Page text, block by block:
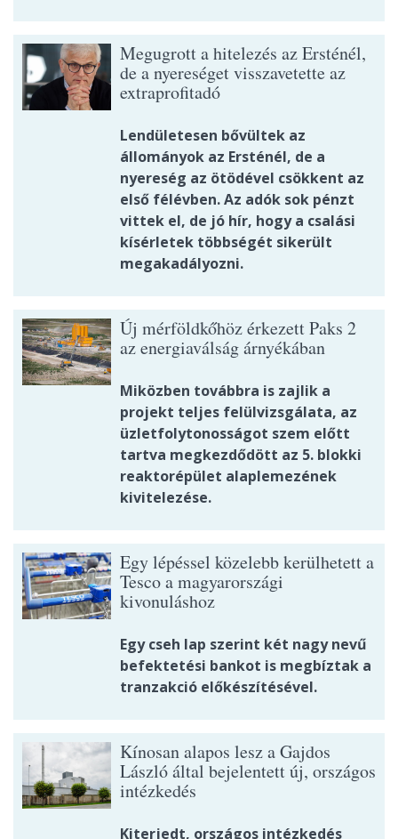
Megugrott a hitelezés az Ersténél,
de a nyereséget visszavetette az
extraprofitadó
Lendületesen bővültek az
állományok az Ersténél, de a
nyereség az ötödével csökkent az
első félévben. Az adók sok pénzt
vittek el, de jó hír, hogy a csalási
kísérletek többségét sikerült
megakadályozni.
Új mérföldkőhöz érkezett Paks 2
az energiaválság árnyékában
Miközben továbbra is zajlik a
projekt teljes felülvizsgálata, az
üzletfolytonosságot szem előtt
tartva megkezdődött az 5. blokki
reaktorépület alaplemezének
kivitelezése.
Egy lépéssel közelebb kerülhetett a
Tesco a magyarországi
kivonuláshoz
Egy cseh lap szerint két nagy nevű
befektetési bankot is megbíztak a
tranzakció előkészítésével.
Kínosan alapos lesz a Gajdos
László által bejelentett új, országos
intézkedés
Kiterjedt, országos intézkedés